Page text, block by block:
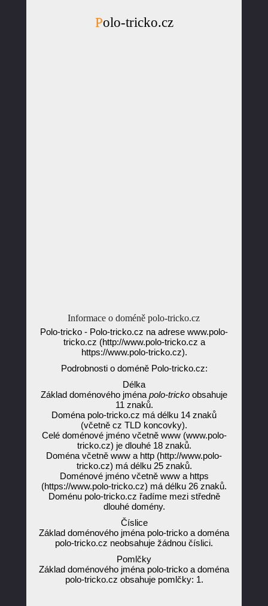
Polo-tricko.cz
Informace o doméně polo-tricko.cz
Polo-tricko - Polo-tricko.cz na adrese www.polo-
tricko.cz (http://www.polo-tricko.cz a
https://www.polo-tricko.cz).
Podrobnosti o doméně Polo-tricko.cz:
Délka
Základ doménového jména polo-tricko obsahuje
11 znaků.
Doména polo-tricko.cz má délku 14 znaků
(včetně cz TLD koncovky).
Celé doménové jméno včetně www (www.polo-
tricko.cz) je dlouhé 18 znaků.
Doména včetně www a http (http://www.polo-
tricko.cz) má délku 25 znaků.
Doménové jméno včetně www a https
(https://www.polo-tricko.cz) má délku 26 znaků.
Doménu polo-tricko.cz řadíme mezi středně
dlouhé domény.
Číslice
Základ doménového jména polo-tricko a doména
polo-tricko.cz neobsahuje žádnou číslici.
Pomlčky
Základ doménového jména polo-tricko a doména
polo-tricko.cz obsahuje pomlčky: 1.